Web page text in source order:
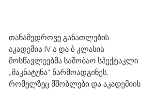
თანამედროვე განათლების
აკადემია IV ა და ბ კლასის
მოსწავლეებმა საშობაო სპექტაკლი
„მაკნატუნა“ წარმოადგინეს,
რომელზეც მშობლები და აკადემიის